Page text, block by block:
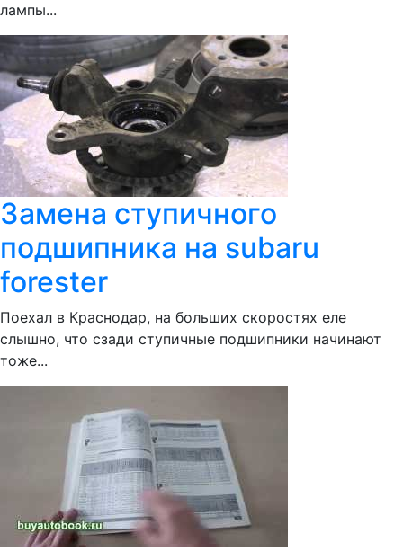
лампы...
Замена ступичного
подшипника на subaru
forester
Поехал в Краснодар, на больших скоростях еле
слышно, что сзади ступичные подшипники начинают
тоже...